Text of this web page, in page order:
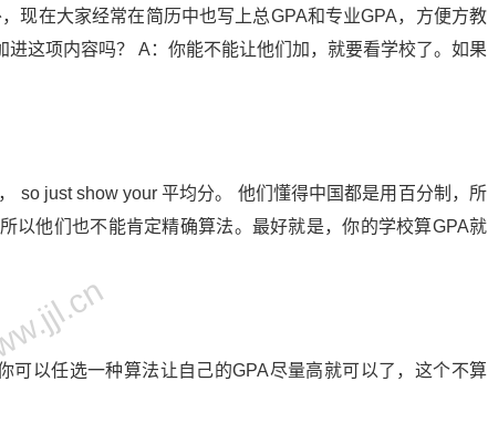
现在大家经常在简历中也写上总GPA和专业GPA，方便方教
这项内容吗？ A：你能不能让他们加，就要看学校了。如果
so just show your 平均分。 他们懂得中国都是用百分制，所
以他们也不能肯定精确算法。最好就是，你的学校算GPA就
以任选一种算法让自己的GPA尽量高就可以了，这个不算